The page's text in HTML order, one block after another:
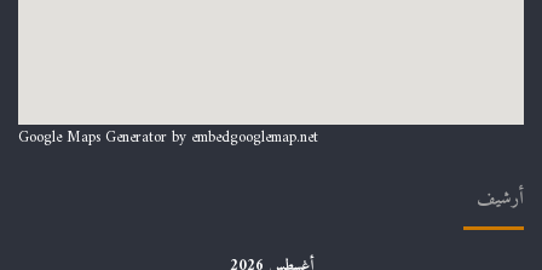
Google Maps Generator by embedgooglemap.net
أرشيف